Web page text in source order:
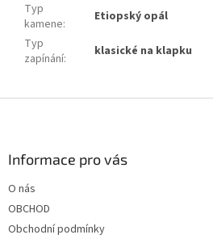
Typ
kamene:
Etiopský opál
Typ
zapínání: klasické na klapku
Informace pro vás
O nás
OBCHOD
Obchodní podmínky